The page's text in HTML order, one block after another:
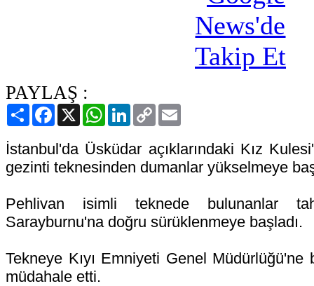
PAYLAŞ :
PaylaşFacebook
X WhatsAppLinkedIn
Copy
Link
İstanbul'da Üsküdar açıklarındaki Kız
gezinti teknesinden dumanlar yükselmeye
Pehlivan isimli teknede bulunanlar
Sarayburnu'na doğru sürüklenmeye başladı.
Tekneye Kıyı Emniyeti Genel Müdürlüğü'ne
müdahale etti.